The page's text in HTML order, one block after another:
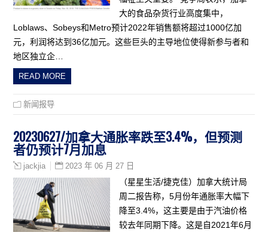
大的食品杂货行业高度集中，
Loblaws、Sobeys和Metro预计2022年销售额将超过1000亿加
元，利润将达到36亿加元。这些巨头的主导地位使得新参与者和
地区独立企…
READ MORE
新闻报导
20230627/加拿大通胀率跌至3.4%，但预测
者仍预计7月加息
jackjia 2023 年 06 月 27 日
（星星生活/捷克佳）加拿大统计局
周二报告称，5月份年通胀率大幅下
降至3.4%，这主要是由于汽油价格
较去年同期下降。这是自2021年6月